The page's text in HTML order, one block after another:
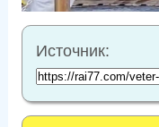
Источник: